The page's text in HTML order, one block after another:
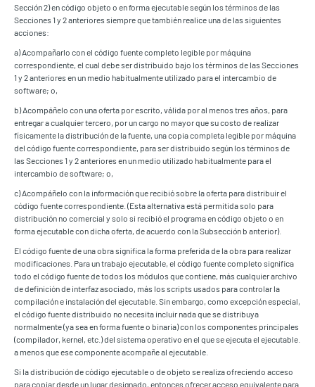
Sección 2) en código objeto o en forma ejecutable según los términos de las
Secciones 1 y 2 anteriores siempre que también realice una de las siguientes
acciones:
a) Acompañarlo con el código fuente completo legible por máquina
correspondiente, el cual debe ser distribuido bajo los términos de las Secciones
1 y 2 anteriores en un medio habitualmente utilizado para el intercambio de
software; o,
b) Acompáñelo con una oferta por escrito, válida por al menos tres años, para
entregar a cualquier tercero, por un cargo no mayor que su costo de realizar
físicamente la distribución de la fuente, una copia completa legible por máquina
del código fuente correspondiente, para ser distribuido según los términos de
las Secciones 1 y 2 anteriores en un medio utilizado habitualmente para el
intercambio de software; o,
c) Acompáñelo con la información que recibió sobre la oferta para distribuir el
código fuente correspondiente. (Esta alternativa está permitida solo para
distribución no comercial y solo si recibió el programa en código objeto o en
forma ejecutable con dicha oferta, de acuerdo con la Subsección b anterior).
El código fuente de una obra significa la forma preferida de la obra para realizar
modificaciones. Para un trabajo ejecutable, el código fuente completo significa
todo el código fuente de todos los módulos que contiene, más cualquier archivo
de definición de interfaz asociado, más los scripts usados para controlar la
compilación e instalación del ejecutable. Sin embargo, como excepción especial,
el código fuente distribuido no necesita incluir nada que se distribuya
normalmente (ya sea en forma fuente o binaria) con los componentes principales
(compilador, kernel, etc.) del sistema operativo en el que se ejecuta el ejecutable.
a menos que ese componente acompañe al ejecutable.
Si la distribución de código ejecutable o de objeto se realiza ofreciendo acceso
para copiar desde un lugar designado, entonces ofrecer acceso equivalente para